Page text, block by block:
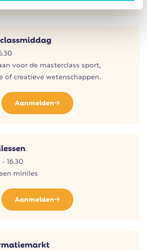
voor de masterclass sport,
of creatieve wetenschappen.
Aanmelden
16.30
miniles
Aanmelden